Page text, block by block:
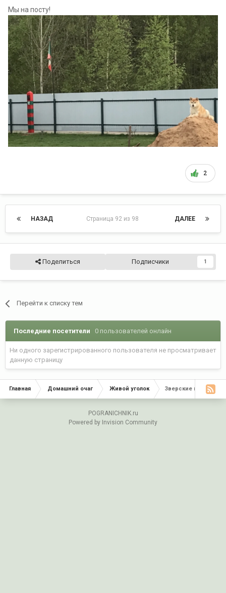
Мы на посту!
2
НАЗАД ДАЛЕЕ
Страница 92 из 98
Поделиться Подписчики 1
Перейти к списку тем
Последние посетители 0 пользователей онлайн
Ни одного зарегистрированного пользователя не просматривает
данную страницу
Главная Домашний очаг Живой уголок Зверские
POGRANICHNIK.ru
Powered by Invision Community